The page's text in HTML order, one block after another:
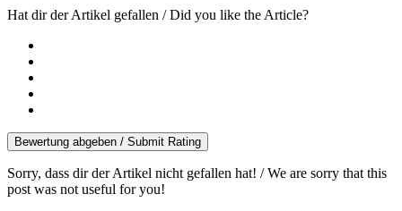
Hat dir der Artikel gefallen / Did you like the Article?
Bewertung abgeben / Submit Rating
Sorry, dass dir der Artikel nicht gefallen hat! / We are sorry that this
post was not useful for you!